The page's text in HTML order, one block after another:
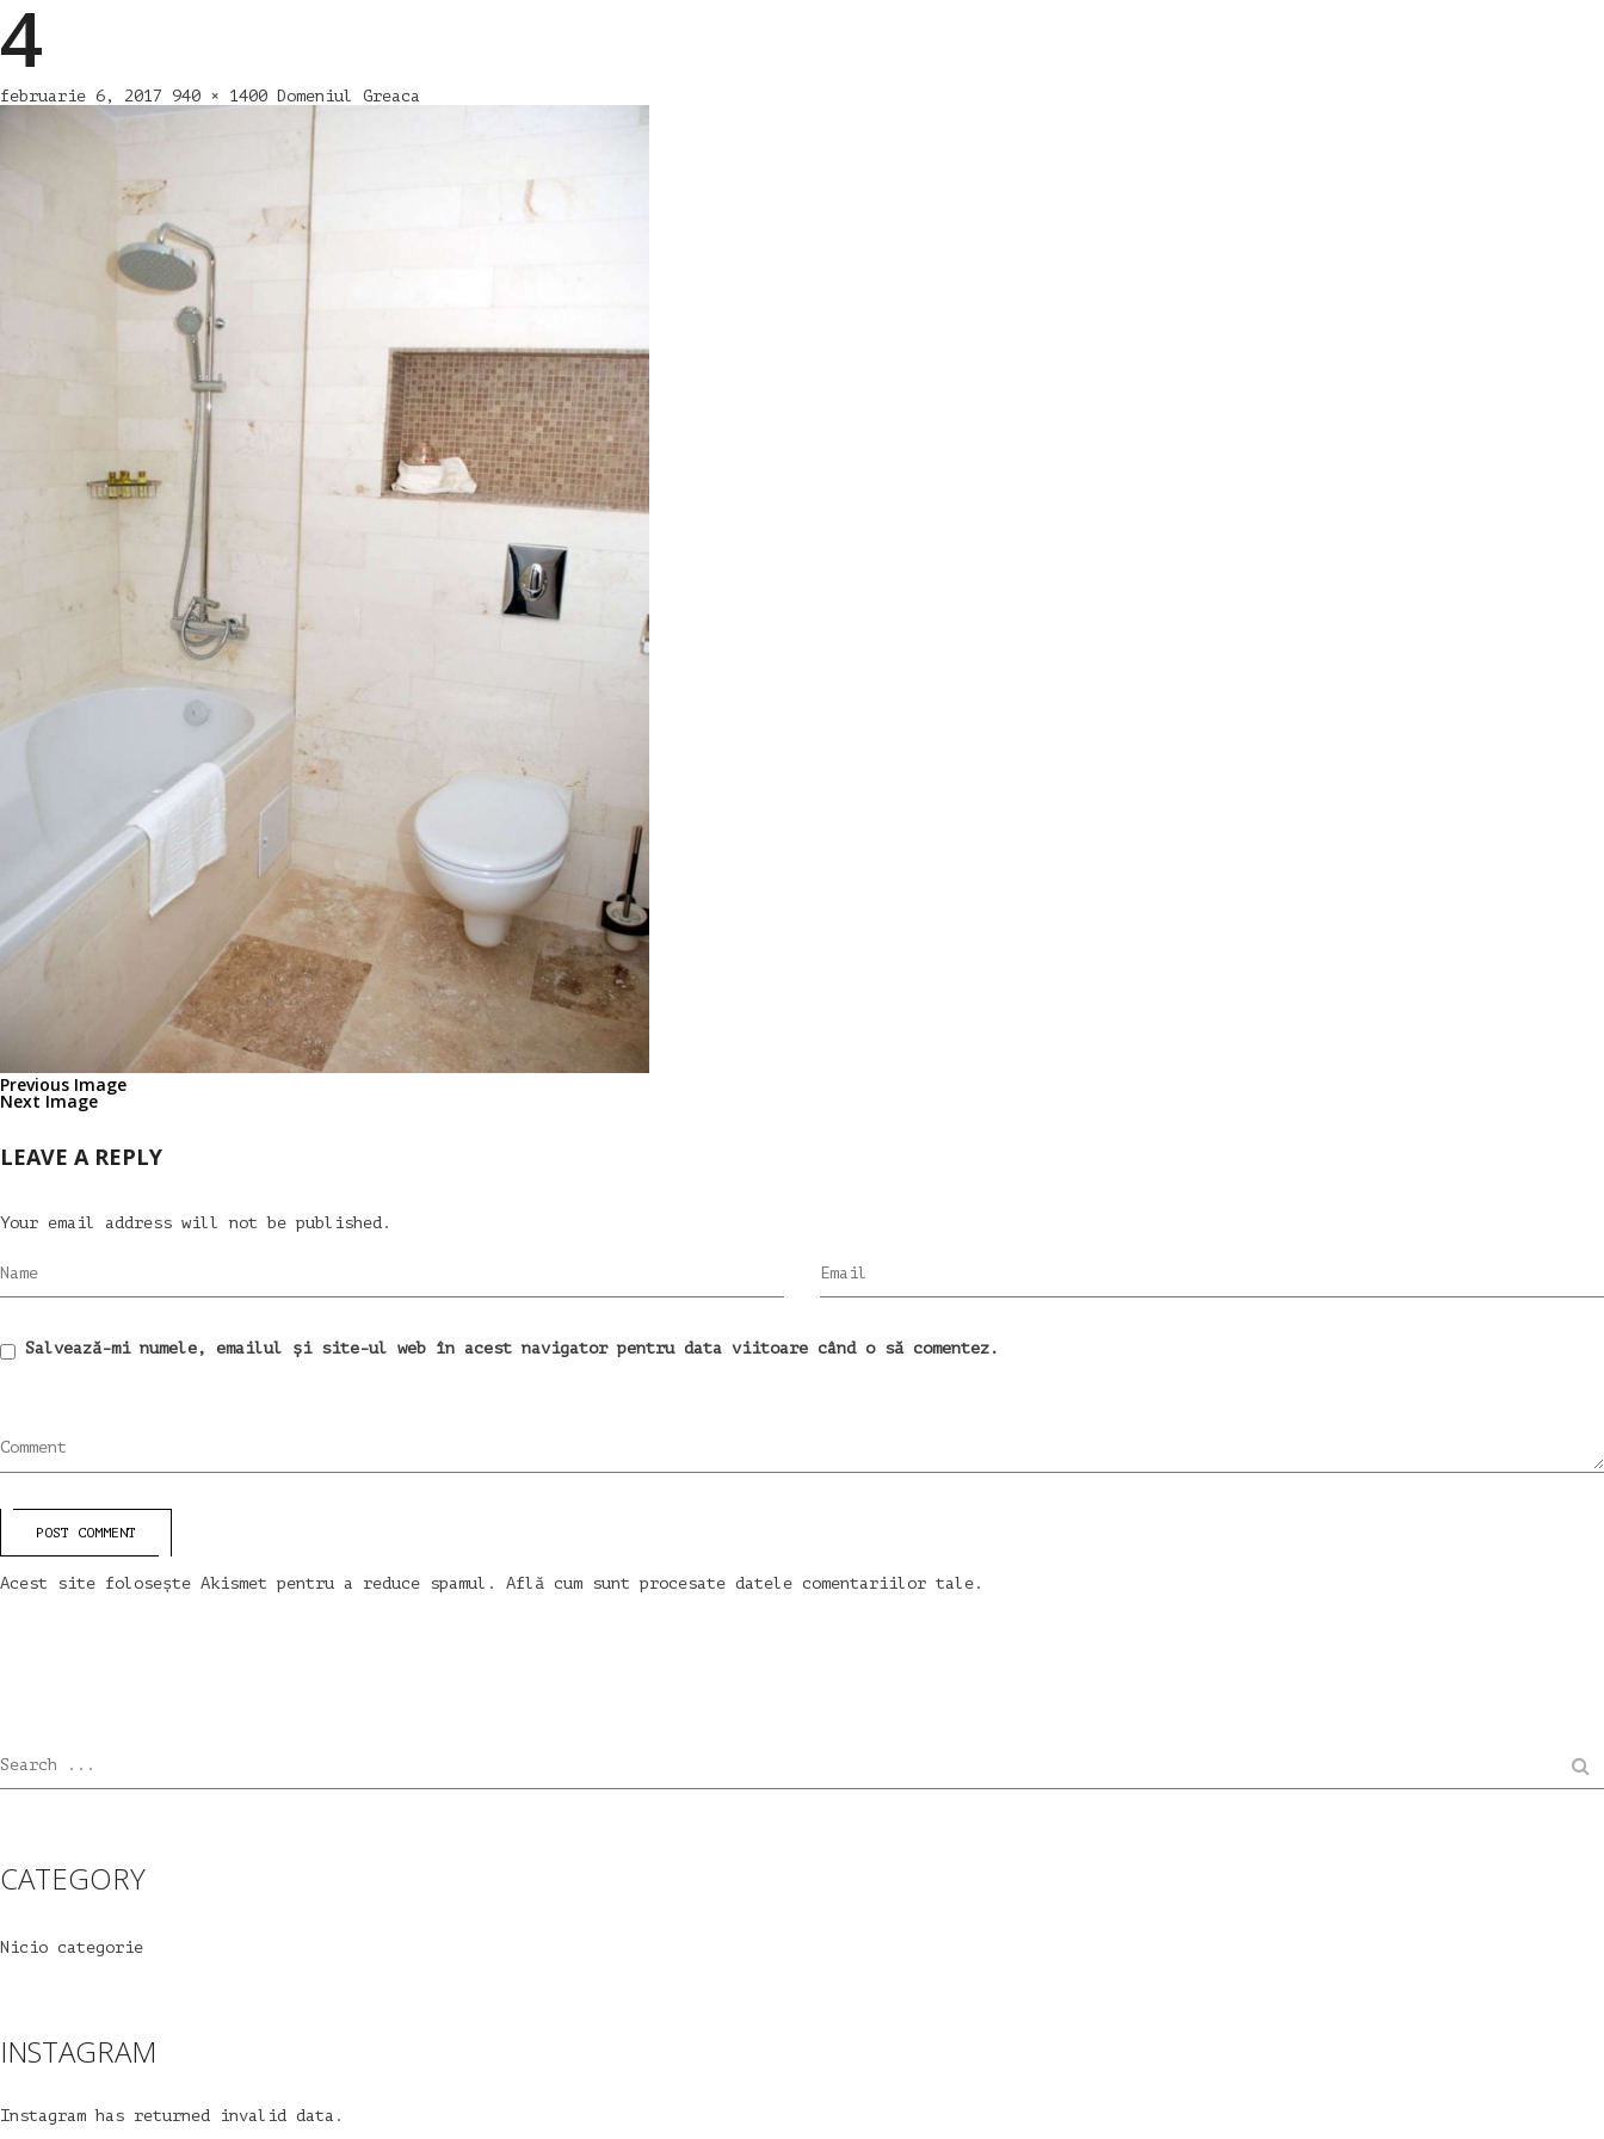
4
februarie 6, 2017 940 × 1400 Domeniul Greaca
Previous Image
Next Image
LEAVE A REPLY
Your email address will not be published.
Name Email
Salvează-mi numele, emailul și site-ul web în acest navigator pentru data viitoare când o să comentez.
Comment
POST COMMENT
Acest site folosește Akismet pentru a reduce spamul. Află cum sunt procesate datele comentariilor tale .
Search ...
CATEGORY
Nicio categorie
INSTAGRAM
Instagram has returned invalid data.